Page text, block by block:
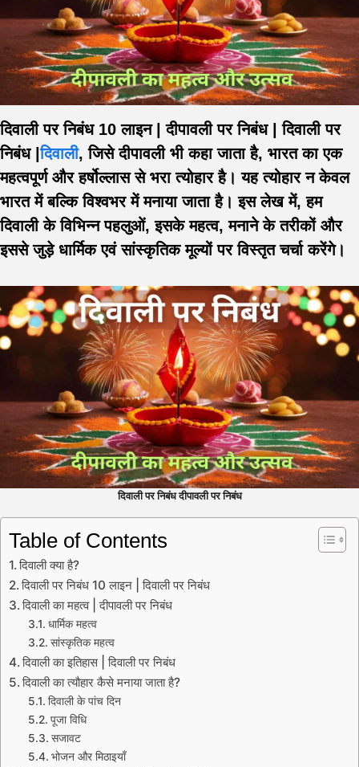
दिवाली पर निबंध 10 लाइन | दीपावली पर निबंध | दिवाली पर
निबंध |दिवाली, जिसे दीपावली भी कहा जाता है, भारत का एक
महत्वपूर्ण और हर्षोल्लास से भरा त्योहार है। यह त्योहार न केवल
भारत में बल्कि विश्वभर में मनाया जाता है। इस लेख में, हम
दिवाली के विभिन्न पहलुओं, इसके महत्व, मनाने के तरीकों और
इससे जुड़े धार्मिक एवं सांस्कृतिक मूल्यों पर विस्तृत चर्चा करेंगे।
दिवाली पर निबंध दीपावली पर निबंध
Table of Contents
दिवाली क्या है?
दिवाली पर निबंध 10 लाइन | दिवाली पर निबंध
दिवाली का महत्व | दीपावली पर निबंध
धार्मिक महत्व
सांस्कृतिक महत्व
दिवाली का इतिहास | दिवाली पर निबंध
दिवाली का त्यौहार कैसे मनाया जाता है?
दिवाली के पांच दिन
पूजा विधि
सजावट
भोजन और मिठाइयाँ